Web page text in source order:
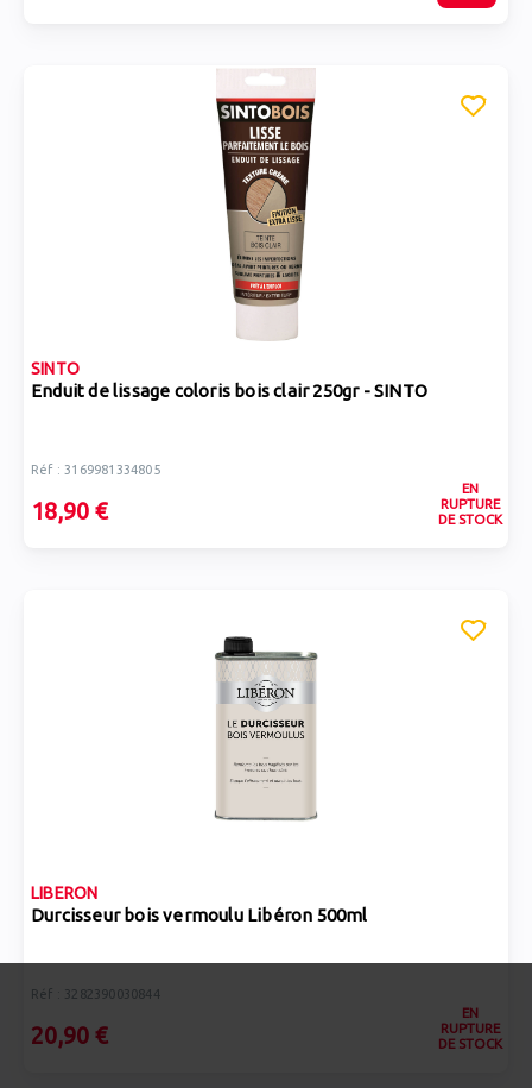
SINTO
Enduit de lissage coloris bois clair 250gr - SINTO
Réf : 3169981334805
18,90 €
EN
RUPTURE
DE STOCK
LIBERON
Durcisseur bois vermoulu Libéron 500ml
Réf : 3282390030844
20,90 €
EN
RUPTURE
DE STOCK